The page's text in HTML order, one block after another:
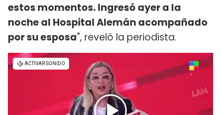
estos momentos. Ingresó ayer a la
noche al Hospital Alemán acompañado
por su esposa", reveló la periodista.